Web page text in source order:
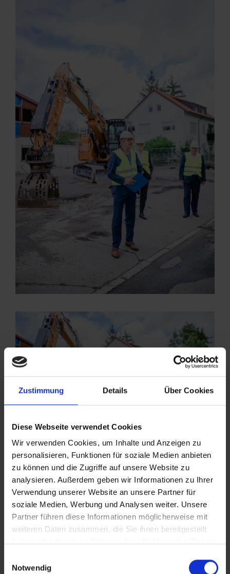
Zustimmung Details Über Cookies
Diese Webseite verwendet Cookies
Wir verwenden Cookies, um Inhalte und Anzeigen zu
personalisieren, Funktionen für soziale Medien anbieten
zu können und die Zugriffe auf unsere Website zu
analysieren. Außerdem geben wir Informationen zu Ihrer
Verwendung unserer Website an unsere Partner für
soziale Medien, Werbung und Analysen weiter. Unsere
Partner führen diese Informationen möglicherweise mit
weiteren Daten zusammen, die Sie ihnen bereitgestellt
Weitere Informationen zur Datenverarbeitung stehen in
Notwendig